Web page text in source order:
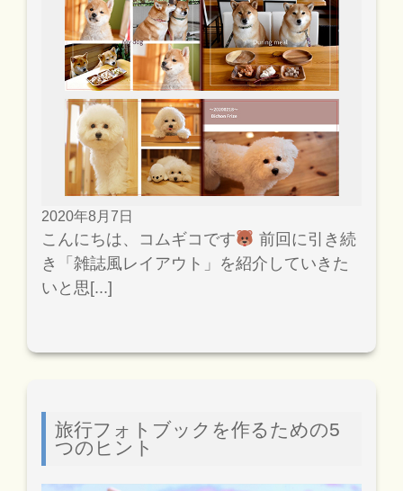
2020年8月7日
こんにちは、コムギコです
前回に引き続
き「雑誌風レイアウト」を紹介していきた
いと思[...]
旅行フォトブックを作るための5
つのヒント